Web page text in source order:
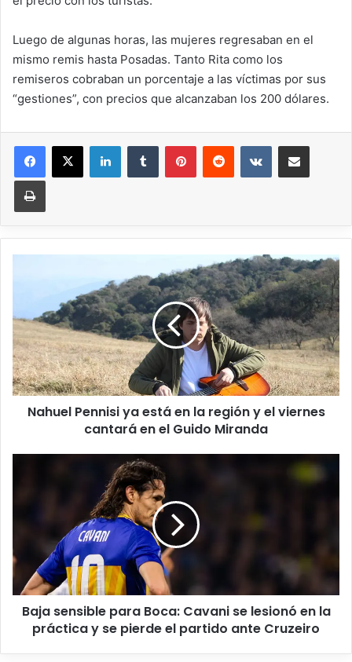
Luego de algunas horas, las mujeres regresaban en el
mismo remis hasta Posadas. Tanto Rita como los
remiseros cobraban un porcentaje a las víctimas por sus
“gestiones”, con precios que alcanzaban los 200 dólares.
Nahuel Pennisi ya está en la región y el viernes
cantará en el Guido Miranda
Baja sensible para Boca: Cavani se lesionó en la
práctica y se pierde el partido ante Cruzeiro